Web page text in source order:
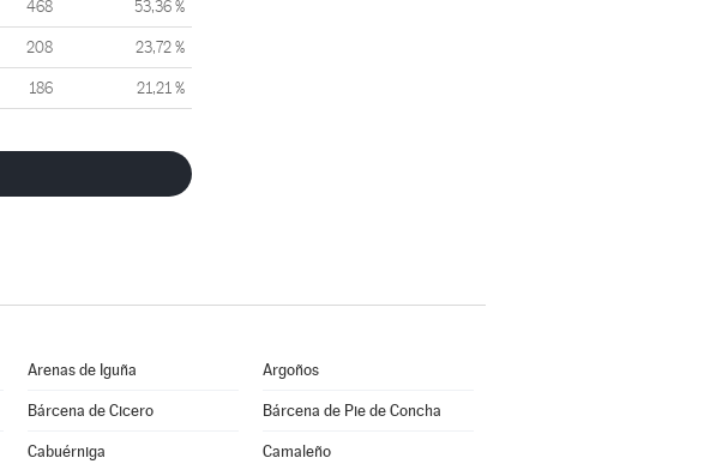
468 53,36 %
208 23,72 %
186 21,21 %
Arenas de Iguña Argoños
Bárcena de Cicero Bárcena de Pie de Concha
Cabuérniga Camaleño